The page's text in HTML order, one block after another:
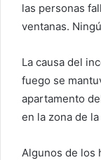
las personas
ventanas.
La causa del
fuego se
apartamento
en la zona de
Algunos de los